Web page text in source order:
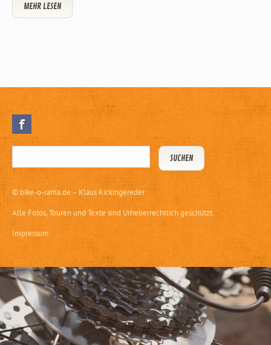
MEHR LESEN
© bike-o-rama.de – Klaus Kickingereder
Alle Fotos, Touren und Texte sind Urheberrechtlich geschützt.
Impressum